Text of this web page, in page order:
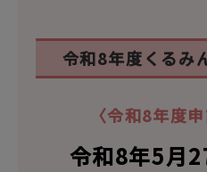
令和8年度くるみ
〈令和8年度
令和8年5月